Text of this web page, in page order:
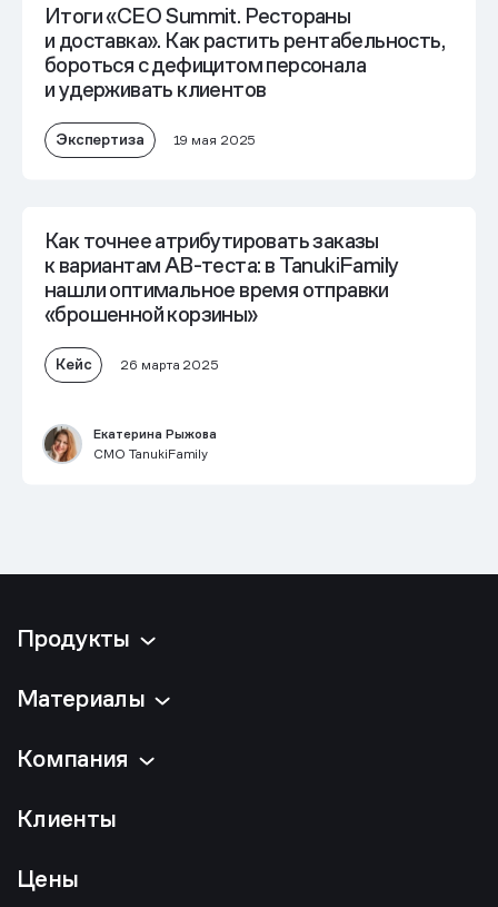
Итоги «CEO Summit. Рестораны
и доставка». Как растить рентабельность,
бороться с дефицитом персонала
и удерживать клиентов
Экспертиза 19 мая 2025
Как точнее атрибутировать заказы
к вариантам AB-теста: в TanukiFamily
нашли оптимальное время отправки
«брошенной корзины»
Кейс 26 марта 2025
Екатерина Рыжова
CMO TanukiFamily
Продукты
Материалы
Компания
Клиенты
Цены